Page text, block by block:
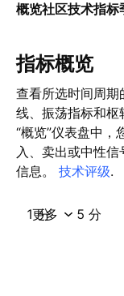
概览社区技术指标
指标概览
查看所选时间周期
线、振荡指标和
“概览”仪表盘中
入、卖出或中性
信息。 技术评级.
1 分 5 分
更多